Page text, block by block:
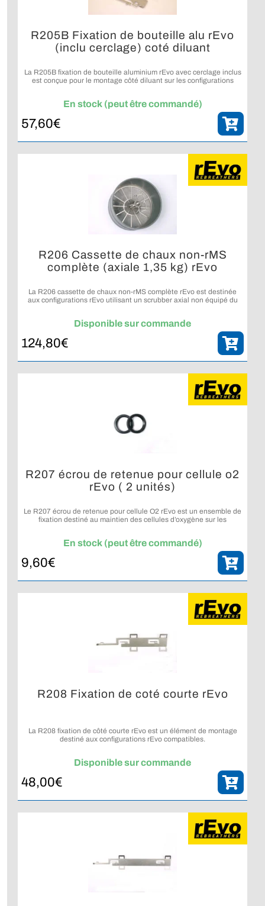
R205B Fixation de bouteille alu rEvo
(inclu cerclage) coté diluant
La R205B fixation de bouteille aluminium rEvo avec cerclage inclus
est conçue pour le montage côté diluant sur les configurations
En stock (peut être commandé)
57,60€
R206 Cassette de chaux non-rMS
complète (axiale 1,35 kg) rEvo
La R206 cassette de chaux non-rMS complète rEvo est destinée
aux configurations rEvo utilisant un scrubber axial non équipé du
Disponible sur commande
124,80€
R207 écrou de retenue pour cellule o2
rEvo ( 2 unités)
Le R207 écrou de retenue pour cellule O2 rEvo est un ensemble de
fixation destiné au maintien des cellules d’oxygène sur les
En stock (peut être commandé)
9,60€
R208 Fixation de coté courte rEvo
La R208 fixation de côté courte rEvo est un élément de montage
destiné aux configurations rEvo compatibles.
Disponible sur commande
48,00€